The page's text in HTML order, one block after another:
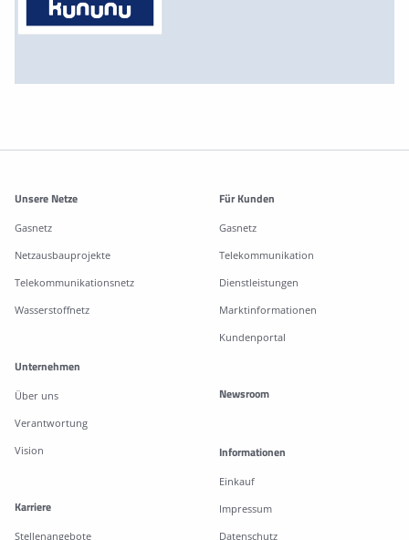
Weitere Informationen
Unsere Netze
Gasnetz
Netzausbauprojekte
Telekommunikationsnetz
Wasserstoffnetz
Für Kunden
Gasnetz
Telekommunikation
Dienstleistungen
Marktinformationen
Kundenportal
Unternehmen
Über uns
Verantwortung
Vision
Karriere
Stellenangebote
Newsroom
Informationen
Einkauf
Impressum
Datenschutz